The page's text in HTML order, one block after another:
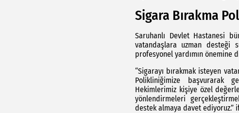
Sigara Bırakma
Saruhanlı Devlet Hastanesi
vatandaşlara uzman desteği
profesyonel yardımın önemine
“Sigarayı bırakmak isteyen
Polikliniğimize başvurarak
Hekimlerimiz kişiye özel
yönlendirmeleri
destek almaya davet ediyoruz.”